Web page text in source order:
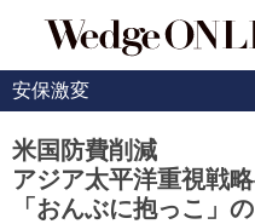
安保激変
米国防費削減
アジア太平洋重視戦
「おんぶに抱っこ」